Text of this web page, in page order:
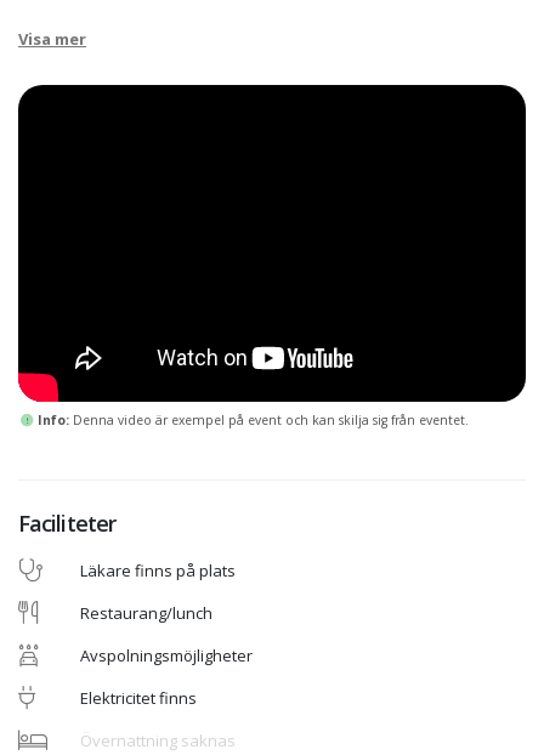
Visa mer
00:18:43
Info: Denna video är exempel på event och kan skilja sig från eventet.
Faciliteter
Läkare finns på plats
Restaurang/lunch
Avspolningsmöjligheter
Elektricitet finns
Övernattning saknas